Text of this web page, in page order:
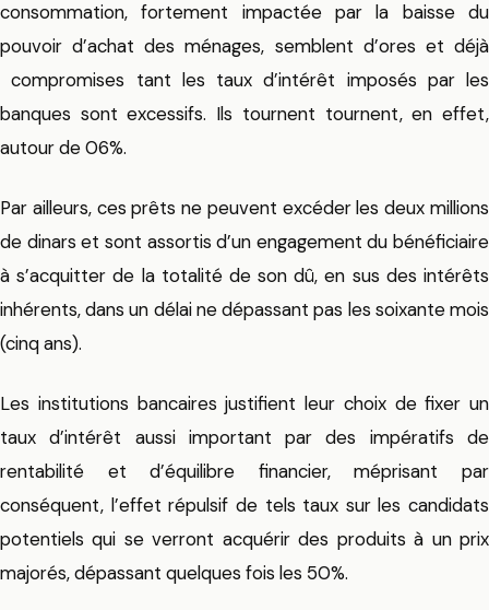
consommation, fortement impactée par la baisse du
pouvoir d’achat des ménages, semblent d’ores et déjà
compromises tant les taux d’intérêt imposés par les
banques sont excessifs. Ils tournent tournent, en effet,
autour de 06%.
Par ailleurs, ces prêts ne peuvent excéder les deux millions
de dinars et sont assortis d’un engagement du bénéficiaire
à s’acquitter de la totalité de son dû, en sus des intérêts
inhérents, dans un délai ne dépassant pas les soixante mois
(cinq ans).
Les institutions bancaires justifient leur choix de fixer un
taux d’intérêt aussi important par des impératifs de
rentabilité et d’équilibre financier, méprisant par
conséquent, l’effet répulsif de tels taux sur les candidats
potentiels qui se verront acquérir des produits à un prix
majorés, dépassant quelques fois les 50%.